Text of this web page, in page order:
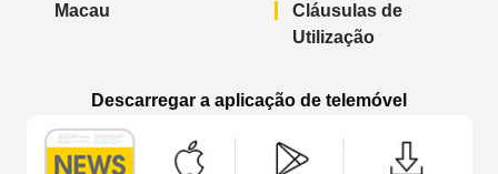
Macau
Cláusulas de
Utilização
Descarregar a aplicação de telemóvel